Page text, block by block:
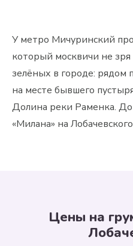
У метро Мичуринский
который москвичи не
зелёных в городе: рядом
на месте бывшего
Долина реки Раменка.
«Милана» на
Цены на